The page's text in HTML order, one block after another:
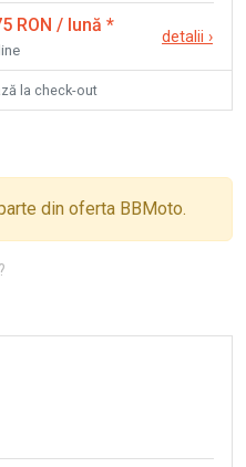
RON / lună *
detalii ›
la check-out
din oferta BBMoto.